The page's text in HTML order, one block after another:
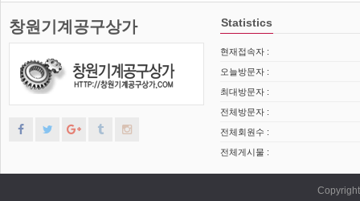
창원기계공구상가 Statistics
현재접속자 :
오늘방문자 :
최대방문자 :
전체방문자 :
전체회원수 :
전체게시물 :